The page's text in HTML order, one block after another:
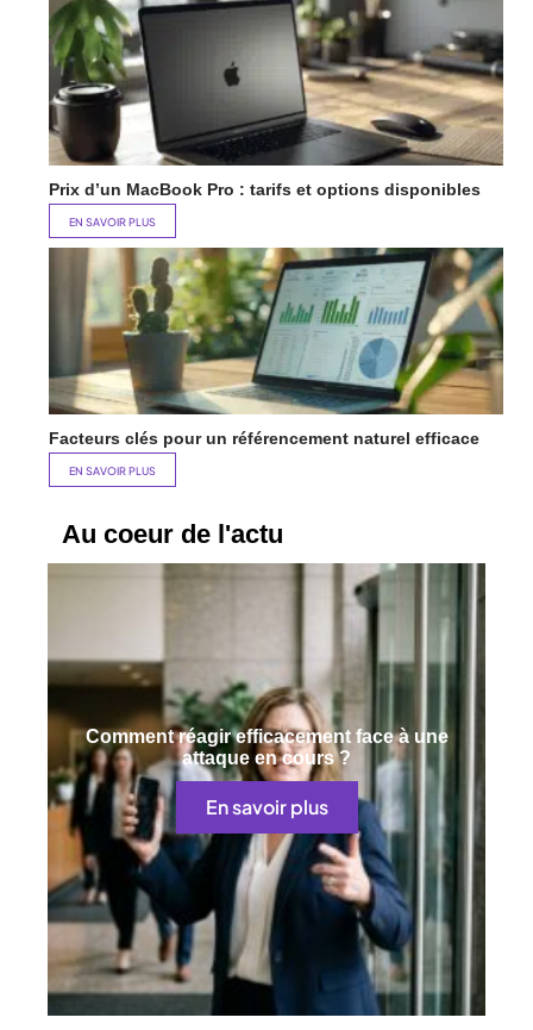
Prix d’un MacBook Pro : tarifs et options disponibles
EN SAVOIR PLUS
Facteurs clés pour un référencement naturel efficace
EN SAVOIR PLUS
Au coeur de l'actu
Comment réagir efficacement face à une
attaque en cours ?
En savoir plus